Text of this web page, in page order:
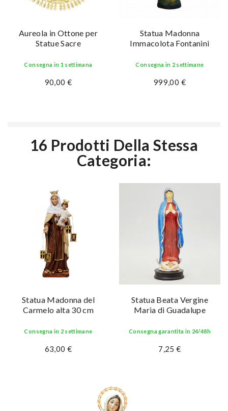
Aureola in Ottone per
Statue Sacre
Consegna in 1 settimana
90,00 €
Statua Madonna
Immacolota Fontanini
Consegna in 2 settimane
999,00 €
16 Prodotti Della Stessa
Categoria:
Statua Madonna del
Carmelo alta 30 cm
Consegna in 2 settimane
63,00 €
Statua Beata Vergine
Maria di Guadalupe
Consegna garantita in 24/48h
7,25 €